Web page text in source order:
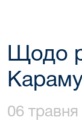
Щодо
06